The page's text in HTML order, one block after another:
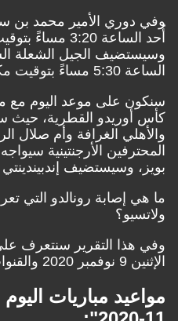
وفي دوري الأمير محمد بن
أُحد الساعة 3:20
الساعة 5:30 مساءً بتوقيت مكة المكرمة.
سنكون على موعد اليوم مع
كأس أوريدو القطرية، حيث
والأهلي الغرافة وأم صلال
المحترفين الأرجنتينية
بويز، وسيستضيف
ما هي إصابة رونالدو التي
ولاتسيو؟
وفي هذا التقرير سنتعرف
الإثنين 9 نوفمبر 2020 والقنوات الناقلة.